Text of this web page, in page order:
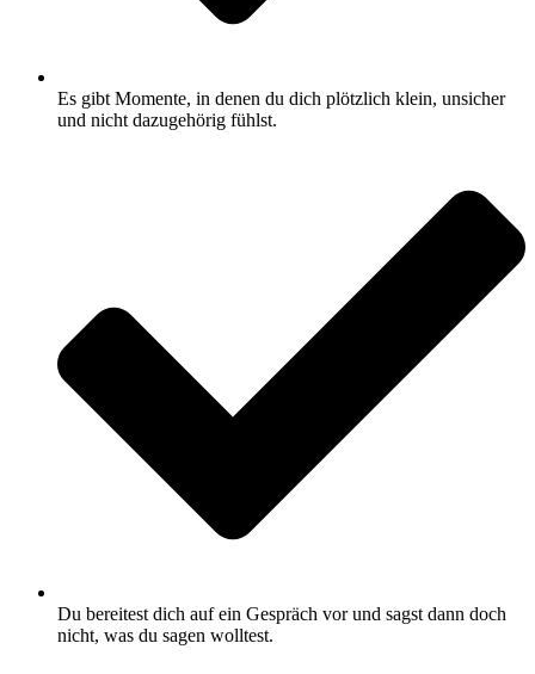
Es gibt Momente, in denen du dich plötzlich klein, unsicher
und nicht dazugehörig fühlst.
Du bereitest dich auf ein Gespräch vor und sagst dann doch
nicht, was du sagen wolltest.